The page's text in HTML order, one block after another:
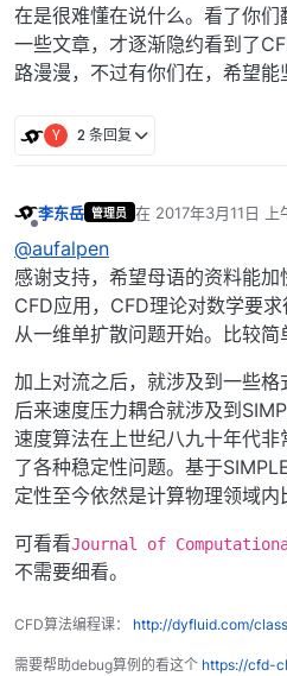
在是很难懂在说什么。看了你
一些文章，才逐渐隐约看到了
路漫漫，不过有你们在，希望能
Y 2 条回复
李东岳 管理员 在 2017年3月11日 上
最后由 编辑
@aufalpen
感谢支持，希望母语的资料能
CFD应用，CFD理论对数学要
从一维单扩散问题开始。比较简
加上对流之后，就涉及到一些格
后来速度压力耦合就涉及到
速度算法在上世纪八九十年代
了各种稳定性问题。基于
定性至今依然是计算物理领域内
可看看Journal of
不需要细看。
CFD算法编程课： http://dyfluid.com/
需要帮助debug算例的看这个 https://cfd-